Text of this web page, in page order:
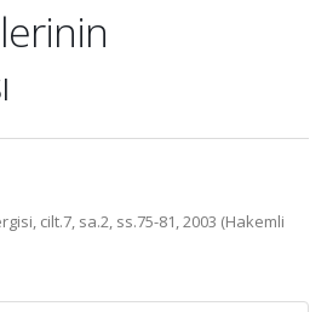
cilt.7, sa.2, ss.75-81, 2003 (Hakemli